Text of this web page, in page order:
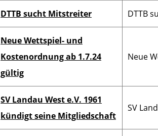
DTTB sucht Mitstreiter DTTB
Neue Wettspiel- und
Kostenordnung ab 1.7.24
gültig
Neue
SV Landau West e.V. 1961
kündigt seine Mitgliedschaft
SV